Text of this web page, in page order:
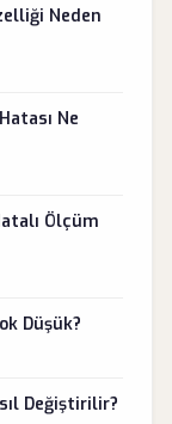
Neden
Ne
Ölçüm
Düşük?
Değiştirilir?